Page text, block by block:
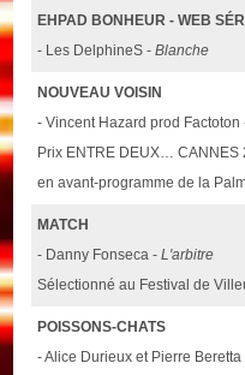
EHPAD BONHEUR - WEB
- Les DelphineS -Blanche
NOUVEAU VOISIN
- Vincent Hazard prod
Prix ENTRE DEUX… CANNES
en avant-programme de la
MATCH
- Danny Fonseca -L'arbitre
Sélectionné au Festival de
POISSONS-CHATS
- Alice Durieux et Pierre